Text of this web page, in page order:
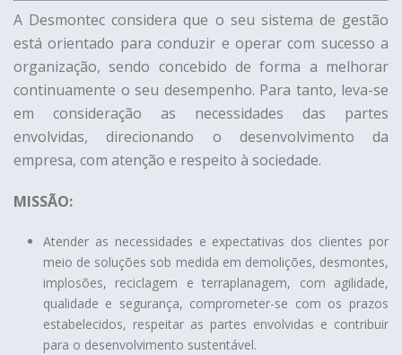
A Desmontec considera que o seu sistema de gestão
está orientado para conduzir e operar com sucesso a
organização, sendo concebido de forma a melhorar
continuamente o seu desempenho. Para tanto, leva-se
em consideração as necessidades das partes
envolvidas, direcionando o desenvolvimento da
empresa, com atenção e respeito à sociedade.
MISSÃO:
Atender as necessidades e expectativas dos clientes por
meio de soluções sob medida em demolições, desmontes,
implosões, reciclagem e terraplanagem, com agilidade,
qualidade e segurança, comprometer-se com os prazos
estabelecidos, respeitar as partes envolvidas e contribuir
para o desenvolvimento sustentável.